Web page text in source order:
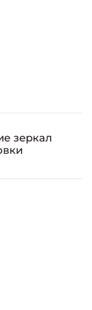
зеркал